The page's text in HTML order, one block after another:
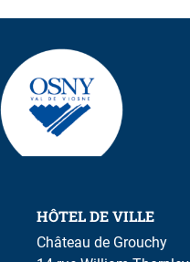
HÔTEL DE VILLE
Château de Grouchy